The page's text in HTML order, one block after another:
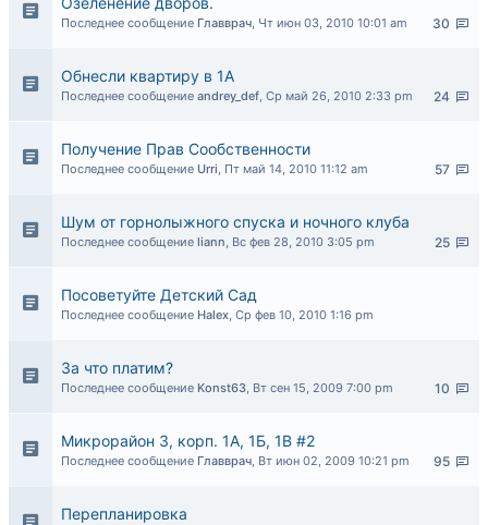
30
Последнее сообщение Главврач, Чт июн 03, 2010 10:01 am
Обнесли квартиру в 1А
24
Последнее сообщение andrey_def, Ср май 26, 2010 2:33 pm
Получение Прав Сообственности
57
Последнее сообщение Urri, Пт май 14, 2010 11:12 am
Шум от горнолыжного спуска и ночного клуба
25
Последнее сообщение liann, Вс фев 28, 2010 3:05 pm
Посоветуйте Детский Сад
Последнее сообщение Halex, Ср фев 10, 2010 1:16 pm
За что платим?
10
Последнее сообщение Konst63, Вт сен 15, 2009 7:00 pm
Микрорайон 3, корп. 1А, 1Б, 1В #2
95
Последнее сообщение Главврач, Вт июн 02, 2009 10:21 pm
Перепланировка